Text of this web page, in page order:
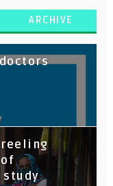
ARCHIVE
reeling